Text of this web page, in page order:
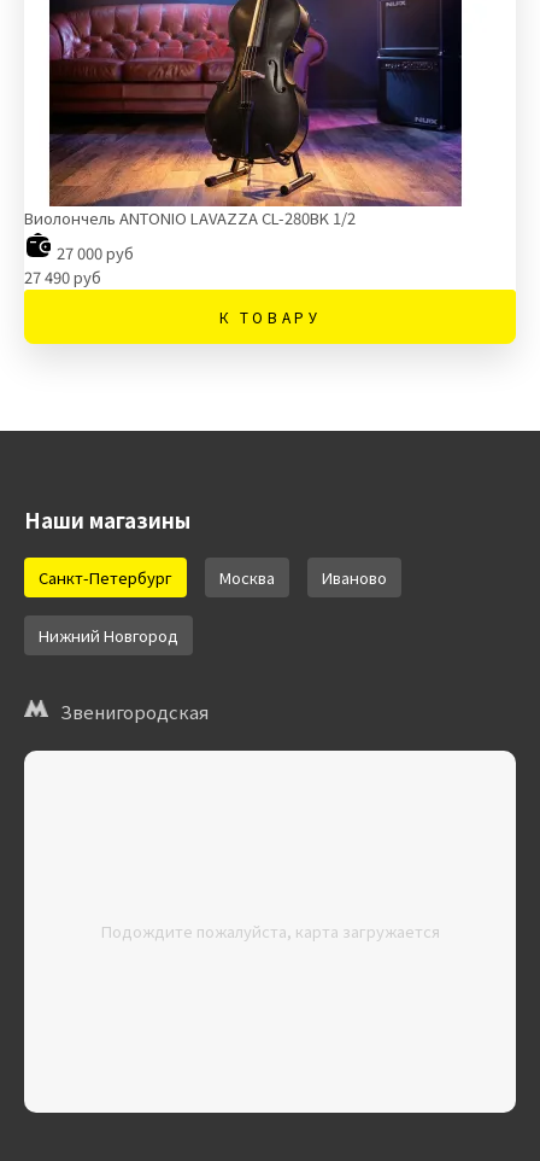
Виолончель ANTONIO LAVAZZA CL-280BK 1/2
27 000 руб
27 490 руб
К ТОВАРУ
Наши магазины
Санкт-Петербург Москва Иваново
Нижний Новгород
Звенигородская
Подождите пожалуйста, карта загружается